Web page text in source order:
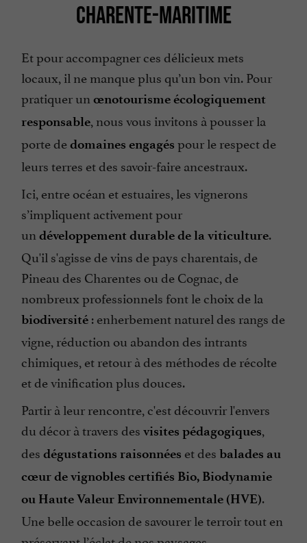
CHARENTE-MARITIME
Et pour accompagner ces délicieux mets
locaux, il ne manque plus qu’un bon vin. Pour
pratiquer un œnotourisme écologiquement
responsable, nous vous invitons à pousser la
porte dedomaines engagés pour le respect de
leurs terres et des savoir-faire ancestraux.
Ici, entre océan et estuaires, les vignerons
s’impliquent activement pour
un développement durable de la viticulture.
Qu'il s'agisse de vins de pays charentais, de
Pineau des Charentes ou de Cognac, de
nombreux professionnels font le choix de la
biodiversité : enherbement naturel des rangs de
vigne, réduction ou abandon des intrants
chimiques, et retour à des méthodes de récolte
et de vinification plus douces.
Partir à leur rencontre, c'est découvrir l'envers
du décor à travers des visites pédagogiques,
des dégustations raisonnées et des balades au
cœur de vignobles certifiés Bio, Biodynamie
ou Haute Valeur Environnementale (HVE).
Une belle occasion de savourer le terroir tout en